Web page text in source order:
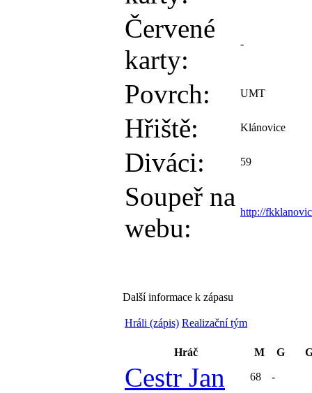
Červené
karty:
-
Povrch: UMT
Hřiště: Klánovice
Diváci: 59
Soupeř na
webu:
http://
Další informace k zápasu
Hráli (zápis) Realizační tým
Hráč M G
Cestr Jan 68 -